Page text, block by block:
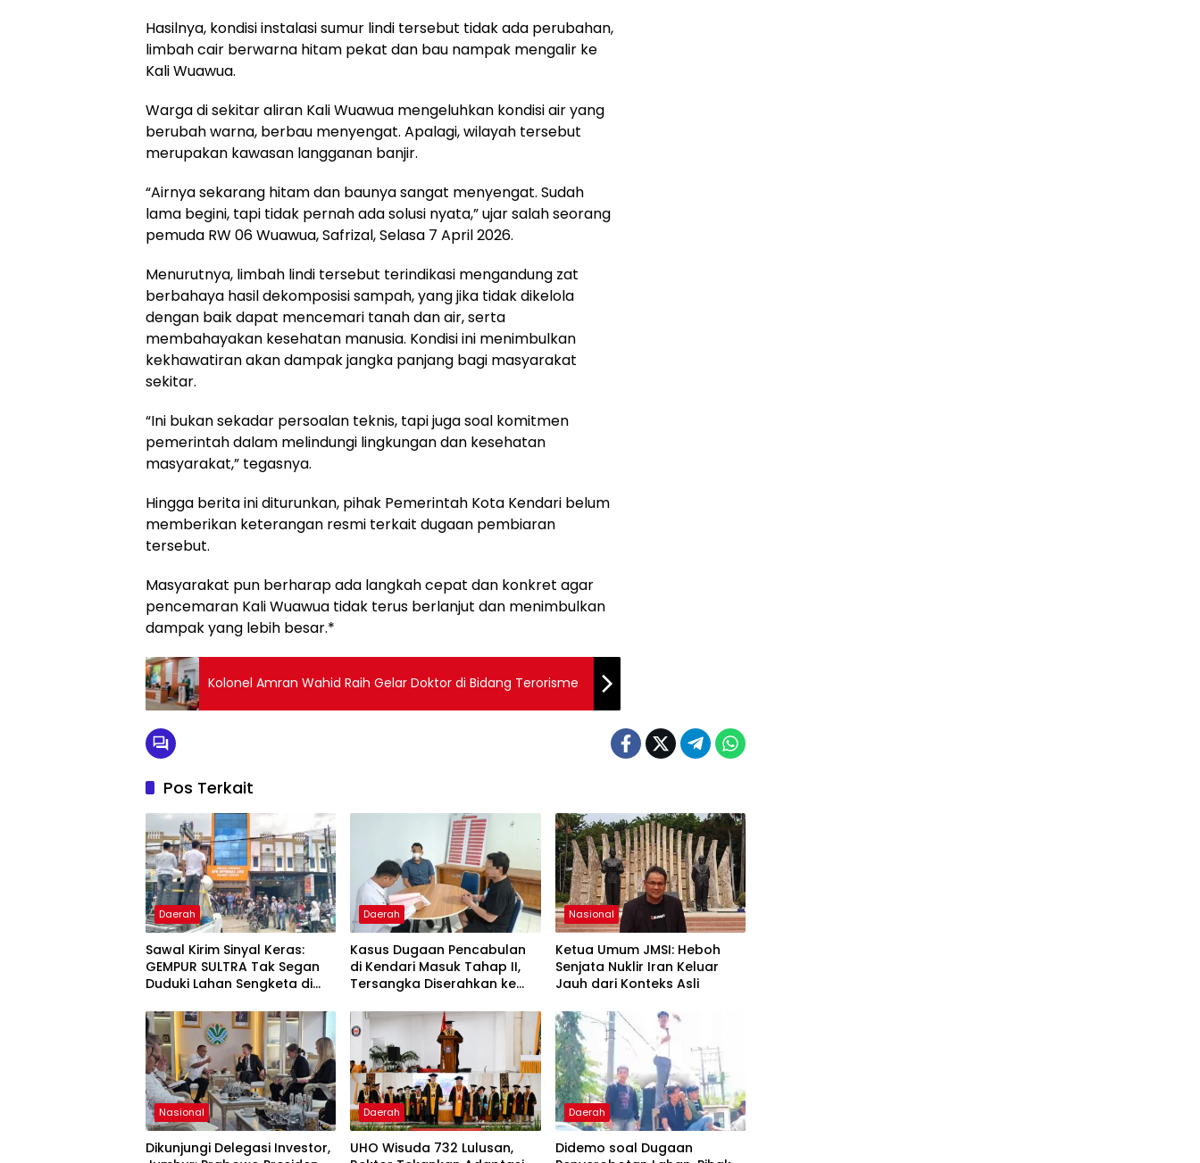
‎Hasilnya, kondisi instalasi sumur lindi tersebut tidak ada perubahan,
limbah cair berwarna hitam pekat dan bau nampak mengalir ke
Kali Wuawua.
‎Warga di sekitar aliran Kali Wuawua mengeluhkan kondisi air yang
berubah warna, berbau menyengat. Apalagi, wilayah tersebut
merupakan kawasan langganan banjir.
‎“Airnya sekarang hitam dan baunya sangat menyengat. Sudah
lama begini, tapi tidak pernah ada solusi nyata,” ujar salah seorang
pemuda RW 06 Wuawua, Safrizal, Selasa 7 April 2026.
‎Menurutnya, limbah lindi tersebut terindikasi mengandung zat
berbahaya hasil dekomposisi sampah, yang jika tidak dikelola
dengan baik dapat mencemari tanah dan air, serta
membahayakan kesehatan manusia. Kondisi ini menimbulkan
kekhawatiran akan dampak jangka panjang bagi masyarakat
sekitar.
‎“Ini bukan sekadar persoalan teknis, tapi juga soal komitmen
pemerintah dalam melindungi lingkungan dan kesehatan
masyarakat,” tegasnya.
‎Hingga berita ini diturunkan, pihak Pemerintah Kota Kendari belum
memberikan keterangan resmi terkait dugaan pembiaran
tersebut.
‎Masyarakat pun berharap ada langkah cepat dan konkret agar
pencemaran Kali Wuawua tidak terus berlanjut dan menimbulkan
dampak yang lebih besar.*
Kolonel Amran Wahid Raih Gelar Doktor di Bidang Terorisme
Pos Terkait
Daerah
Sawal Kirim Sinyal Keras:
GEMPUR SULTRA Tak Segan
Duduki Lahan Sengketa di
Daerah
Kasus Dugaan Pencabulan
di Kendari Masuk Tahap II,
Tersangka Diserahkan ke
Nasional
Ketua Umum JMSI: Heboh
Senjata Nuklir Iran Keluar
Jauh dari Konteks Asli
Nasional
Dikunjungi Delegasi Investor,
Daerah
UHO Wisuda 732 Lulusan,
Daerah
Didemo soal Dugaan